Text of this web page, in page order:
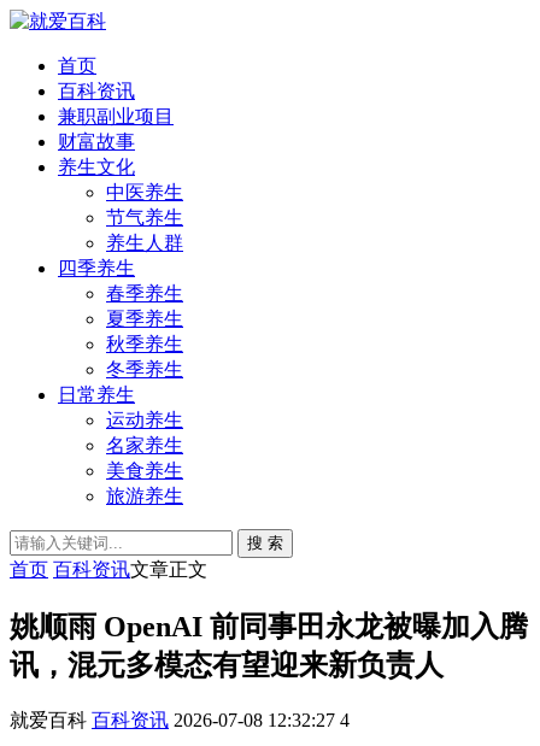
首页
百科资讯
兼职副业项目
财富故事
养生文化
中医养生
节气养生
养生人群
四季养生
春季养生
夏季养生
秋季养生
冬季养生
日常养生
运动养生
名家养生
美食养生
旅游养生
搜 索
首页 百科资讯文章正文
姚顺雨 OpenAI 前同事田永龙被曝加入腾
讯，混元多模态有望迎来新负责人
就爱百科 百科资讯 2026-07-08 12:32:27 4